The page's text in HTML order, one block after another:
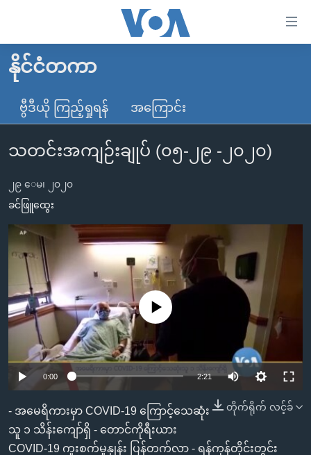
လွယ်ကူ
စေ
သည့်
များ
ပင်မ
အကြောင်းအရာ
ကြည့်
ပင်မ
အ
စာမျက်နှာ
ကျော်
ကြည့်
ရန်
ရှာဖွေ
မူလစာမျက်နှာ
မြန်မာ
ကမ္ဘာ့သတင်းများ
နိုင်ငံတကာ
တရုတ်
အစ္စရေး-ပါလက်စတိုင်း
ဗွီဒီယို
ရပ်ဝန်းတခု လမ်းတခု အလွန်
အင်္ဂလိပ်စာလေ့လာမယ်
အမေရိကန်သုံးအီဒီယံ
မကြေးမုံရဲ့ အင်္ဂလိပ်စာ
ရုပ်ရှင်ထဲက အင်္ဂလိပ်စာ
သုတပဒေသာ အင်္ဂလိပ်စာ
အပတ်စဉ်ကဏ္ဍများ
ရေဒီယို
တီဗွီ
ရေဒီယိုနှင့်ရုပ်သံ အချက်အလက်များ
ရေဒီယို/တီဗွီအစီအစဉ်
Learning English
ဗွီအိုအေ လူမှုကွန်ယက်များ
ဘာသာစကားများ
နိုင်ငံတကာ
ဗွီဒီယို ကြည့်ရှုရန် အကြောင်း
သတင်းအကျဉ်းချုပ် (၀၅-၂၉ -၂၀၂၀)
၂၉ ေမ၊ ၂၀၂၀
ခင်ဖြူထွေး
No media source currently available
0:00 2:21
တိုက်ရိုက် လင့်ခ်
- အမေရိကားမှာ COVID-19 ကြောင့်သေဆုံး
သူ ၁ သိန်းကျော်ရှိ - တောင်ကိုရီးယား
COVID-19 ကူးစက်မှုနှုန်း ပြန်တက်လာ - ရန်ကုန်တိုင်းတွင်း